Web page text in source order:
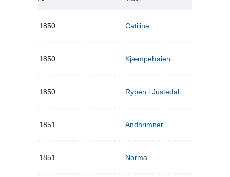
1850 Catilina
1850 Kjæmpehøien
1850 Rypen i Justedal
1851 Andhrimner
1851 Norma